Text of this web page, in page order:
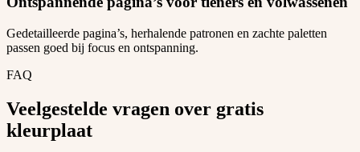
Gedetailleerde pagina’s, herhalende patronen en zachte paletten
passen goed bij focus en ontspanning.
FAQ
Veelgestelde vragen over gratis
kleurplaat